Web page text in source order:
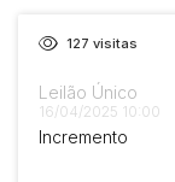
127 visitas
Leilão Único
16/04/2025 10:00
Incremento